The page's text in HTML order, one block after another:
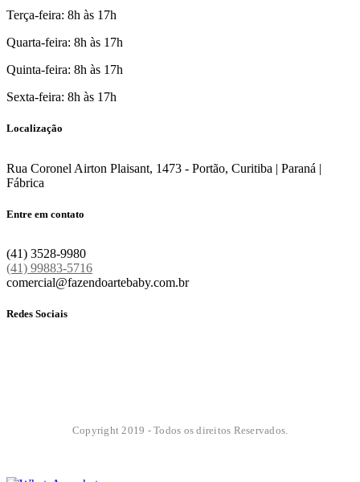
Terça-feira: 8h às 17h
Quarta-feira: 8h às 17h
Quinta-feira: 8h às 17h
Sexta-feira: 8h às 17h
Localização
Rua Coronel Airton Plaisant, 1473 - Portão, Curitiba | Paraná |
Fábrica
Entre em contato
(41) 3528-9980
(41) 99883-5716
comercial@fazendoartebaby.com.br
Redes Sociais
Copyright 2019 - Todos os direitos Reservados.